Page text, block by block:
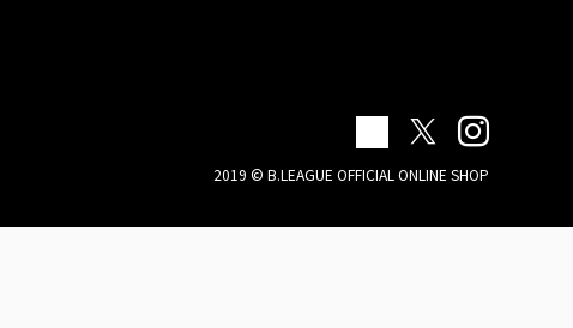
2019 © B.LEAGUE OFFICIAL ONLINE SHOP